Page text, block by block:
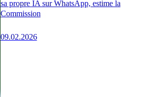
sa propre IA sur WhatsApp, estime la
Commission
09.02.2026